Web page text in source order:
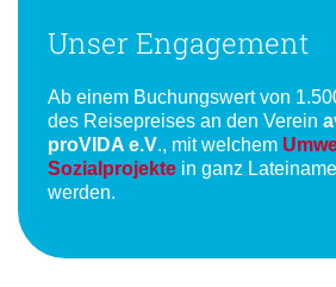
Unser Engagement
Ab einem Buchungswert von
des Reisepreises an den Verein
proVIDA e.V., mit welchem
Sozialprojekte in ganz
werden.